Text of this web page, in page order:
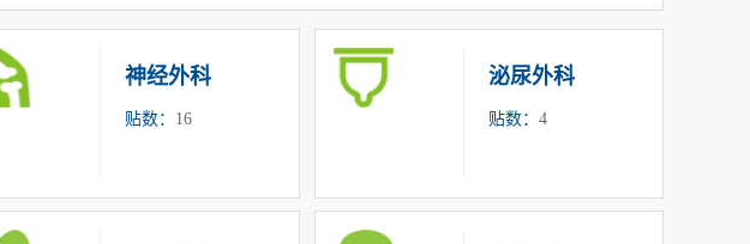
神经外科
贴数： 16
泌尿外科
贴数： 4